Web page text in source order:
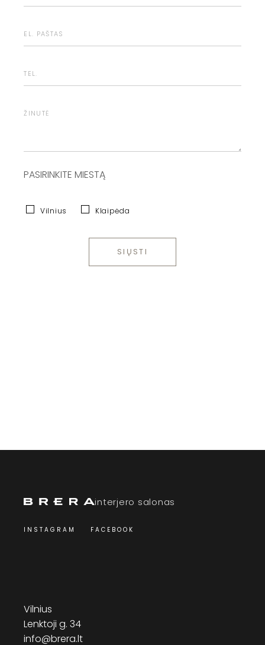
PASIRINKITE MIESTĄ
Vilnius Klaipėda
SIŲSTI
interjero salonas
INSTAGRAM FACEBOOK
Vilnius
Lenktoji g. 34
info@brera.lt